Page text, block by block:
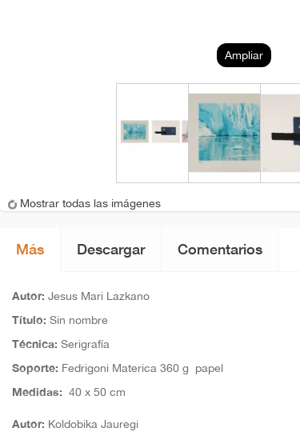
Ampliar
Mostrar todas las imágenes
Más Descargar Comentarios
Autor: Jesus Mari Lazkano
Título: Sin nombre
Técnica: Serigrafía
Soporte: Fedrigoni Materica 360 g papel
Medidas: 40 x 50 cm
Autor: Koldobika Jauregi